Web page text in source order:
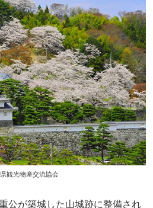
観光物産交流協会
公が築城した山城跡に整備され